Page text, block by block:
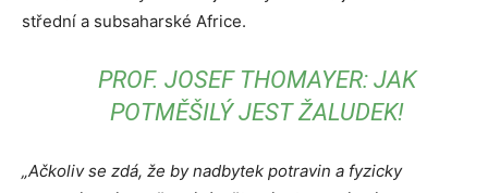
střední a subsaharské Africe.
PROF. JOSEF THOMAYER: JAK
POTMĚŠILÝ JEST ŽALUDEK!
„Ačkoliv se zdá, že by nadbytek potravin a fyzicky